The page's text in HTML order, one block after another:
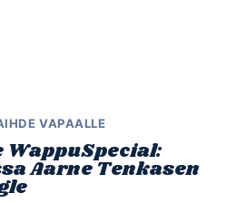
VAPAALLE
WappuSpecial:
Aarne Tenkasen